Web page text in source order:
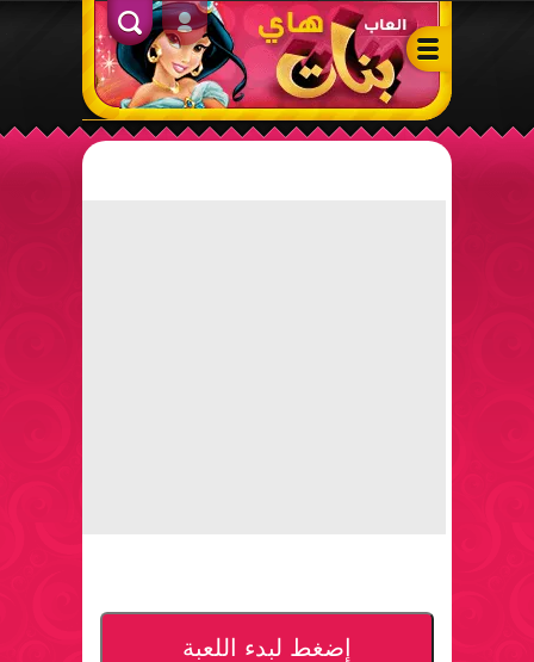
ألعاب بنات هاي – أفضل ألعاب تلبيس، مكياج، طبخ وأنشطة ممتعة
الدخول
إضغط لبدء اللعبة